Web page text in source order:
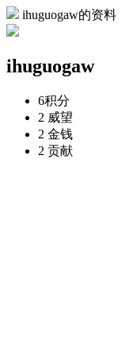
ihuguogaw的资料
ihuguogaw
6积分
2 威望
2 金钱
2 贡献